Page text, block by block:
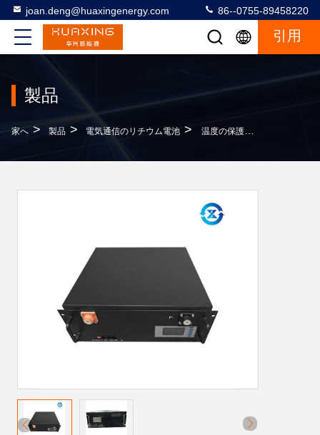
joan.deng@huaxingenergy.com 86--0755-89458220
引用
製品
家へ > 製品 > 電気通信のリチウム電池 > 温度の保護48V 50AH電気通信のリチウム電池に